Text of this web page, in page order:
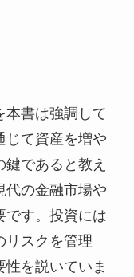
本書は強調して
じて資産を増や
であると教え
代の金融市場や
です。投資には
リスクを管理
性を説いていま